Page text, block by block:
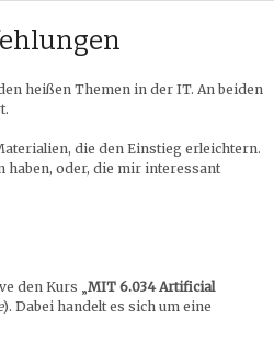
heißen Themen in der IT. An beiden
die den Einstieg erleichtern.
haben, oder, die mir interessant
den Kurs „ MIT 6.034 Artificial
). Dabei handelt es sich um eine